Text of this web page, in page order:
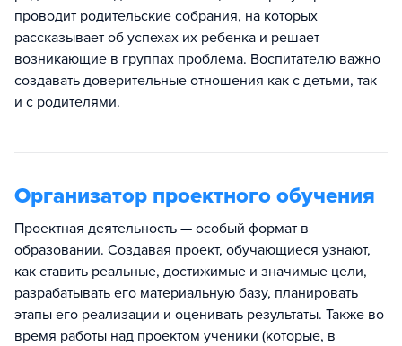
проводит родительские собрания, на которых
рассказывает об успехах их ребенка и решает
возникающие в группах проблема. Воспитателю важно
создавать доверительные отношения как с детьми, так
и с родителями.
Организатор проектного обучения
Проектная деятельность — особый формат в
образовании. Создавая проект, обучающиеся узнают,
как ставить реальные, достижимые и значимые цели,
разрабатывать его материальную базу, планировать
этапы его реализации и оценивать результаты. Также во
время работы над проектом ученики (которые, в